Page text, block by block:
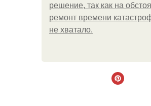
решение, так как на
ремонт времени
не хватало.